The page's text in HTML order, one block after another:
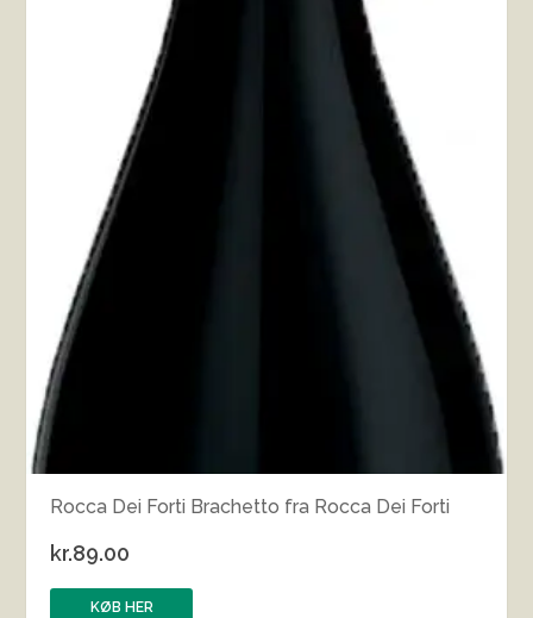
Rocca Dei Forti Brachetto fra Rocca Dei Forti
kr.89.00
KØB HER